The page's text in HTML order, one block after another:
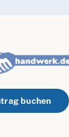
buchen